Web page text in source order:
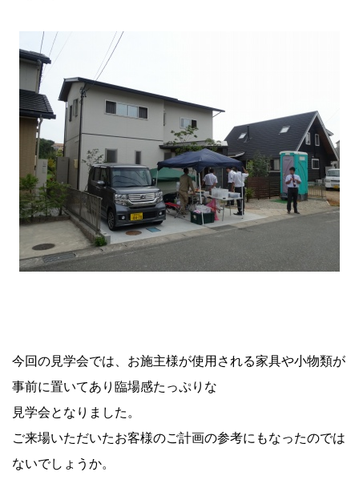
今回の見学会では、お施主様が使用される家具や小物類が
事前に置いてあり臨場感たっぷりな
見学会となりました。
ご来場いただいたお客様のご計画の参考にもなったのでは
ないでしょうか。